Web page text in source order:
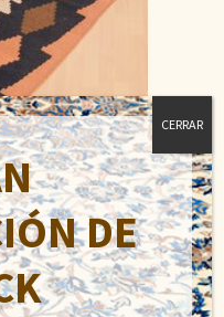
€El
precio
actual
es:
DE
CERRAR